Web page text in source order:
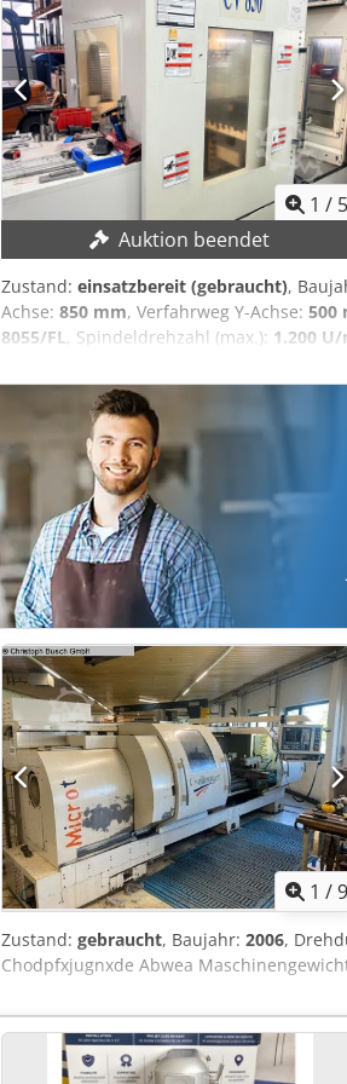
1 / 5
Auktion beendet
Zustand: einsatzbereit (gebraucht),
Achse: 850 mm, Verfahrweg Y-Achse: 500
8055/FL , Spindeldrehzahl (max.): 1.200
Gebot! Csdsy Tv Aujpfx Abwsha
500 mm Verfahrweg Z-Achse: 450 mm
U/min Tischbreite: 530 mm Tischlänge:
Tischbelastung: max. 400 kg
Eingangsstrom: Drehstrom
verschiedene Werkzeugaufnahmen und
1 /9
Zustand: gebraucht, Baujahr: 2006,
Chodpfxjugnxde Abwea